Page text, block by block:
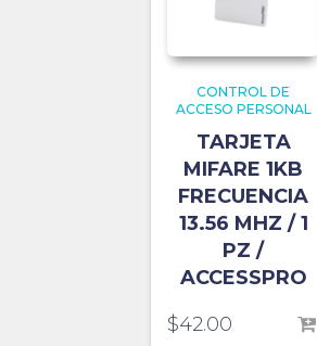
CONTROL DE
ACCESO PERSONAL
TARJETA
MIFARE 1KB
FRECUENCIA
13.56 MHZ / 1
PZ /
ACCESSPRO
$42.00